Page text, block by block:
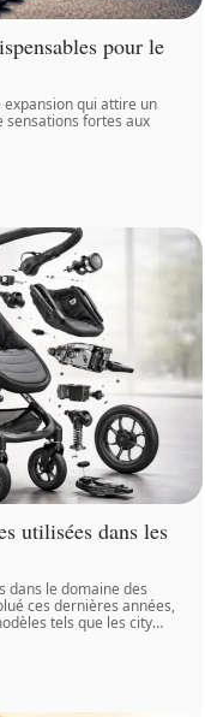
pour le
qui attire un
sensations fortes aux
utilisées dans les
dans le domaine des
ces dernières années,
tels que les city…